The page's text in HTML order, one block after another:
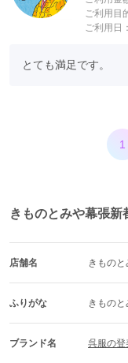
ご利用目
ご利用日
とても満足です。
1
きものとみや幕張新
店舗名 きもの
ふりがな きもの
ブランド名 呉服の登